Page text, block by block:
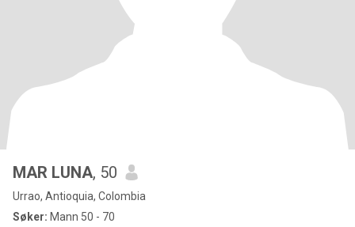
MAR LUNA, 50
Urrao, Antioquia, Colombia
Søker: Mann 50 - 70